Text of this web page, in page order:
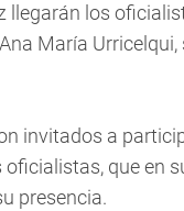
llegarán los
María Urricelqui,
invitados a
oficialistas, que en
presencia.